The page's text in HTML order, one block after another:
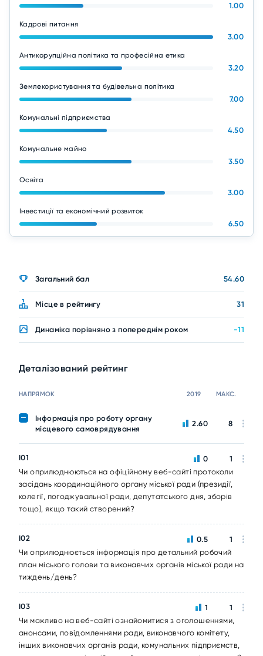
1.00
Кадрові питання
3.00
Антикорупційна політика та професійна етика
3.20
Землекористування та будівельна політика
7.00
Комунальні підприємства
4.50
Комунальне майно
3.50
Освіта
3.00
Інвестиції та економічний розвиток
6.50
Загальний бал 54.60
Місце в рейтингу 31
Динаміка порівняно з попереднім роком -11
Деталізований рейтинг
НАПРЯМОК 2019 МАКС.
Інформація про роботу органу
місцевого самоврядування
2.60 8
I01
Чи оприлюднюються на офіційному веб-сайті протоколи
засідань координаційного органу міської ради (президії,
колегії, погоджувальної ради, депутатського дня, зборів
тощо), якщо такий створений?
0 1
I02
Чи оприлюднюється інформація про детальний робочий
план міського голови та виконавчих органів міської ради на
тиждень/день?
0.5 1
I03
Чи можливо на веб-сайті ознайомитися з оголошеннями,
анонсами, повідомленнями ради, виконавчого комітету,
інших виконавчих органів ради, комунальних підприємств,
1 1